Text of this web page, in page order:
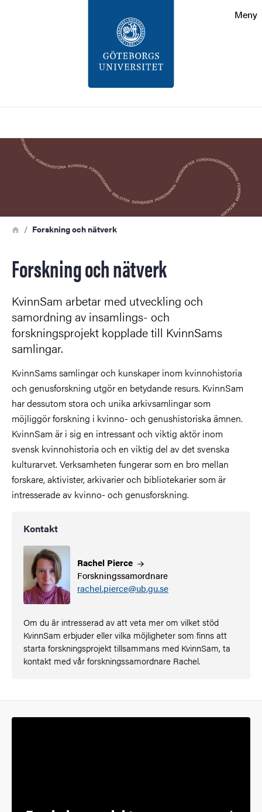
Meny
Bild
Länkstig
HemForskning och nätverk
Forskning och nätverk
KvinnSam arbetar med utveckling och
samordning av insamlings- och
forskningsprojekt kopplade till KvinnSams
samlingar.
KvinnSams samlingar och kunskaper inom kvinnohistoria
och genusforskning utgör en betydande resurs. KvinnSam
har dessutom stora och unika arkivsamlingar som
möjliggör forskning i kvinno- och genushistoriska ämnen.
KvinnSam är i sig en intressant och viktig aktör inom
svensk kvinnohistoria och en viktig del av det svenska
kulturarvet. Verksamheten fungerar som en bro mellan
forskare, aktivister, arkivarier och bibliotekarier som är
intresserade av kvinno- och genusforskning.
Kontakt
Rachel Pierce
Forskningssamordnare
rachel.pierce@ub.gu.se
Om du är intresserad av att veta mer om vilket stöd
KvinnSam erbjuder eller vilka möjligheter som finns att
starta forskningsprojekt tillsammans med KvinnSam, ta
kontakt med vår forskningssamordnare Rachel.